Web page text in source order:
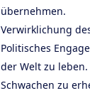
übernehmen.
Verwirklichung
Politisches
der Welt zu
Schwachen zu